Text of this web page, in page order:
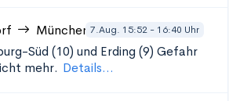
München 7.Aug. 15:52 - 16:40 Uhr
Süd (10) und Erding (9) Gefahr
mehr. Details...